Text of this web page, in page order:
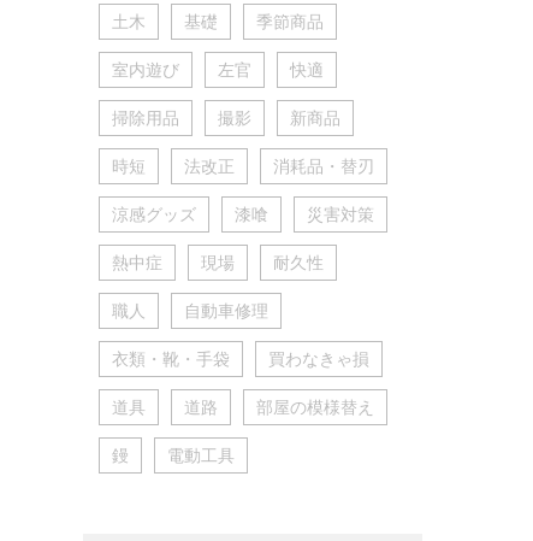
土木 基礎 季節商品
室内遊び 左官 快適
掃除用品 撮影 新商品
時短 法改正 消耗品・替刃
涼感グッズ 漆喰 災害対策
熱中症 現場 耐久性
職人 自動車修理
衣類・靴・手袋 買わなきゃ損
道具 道路 部屋の模様替え
鏝 電動工具